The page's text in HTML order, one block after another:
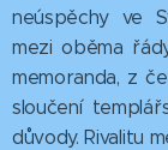
neúspěchy ve
mezi oběma
memoranda, z
sloučení
důvody. Rivalitu